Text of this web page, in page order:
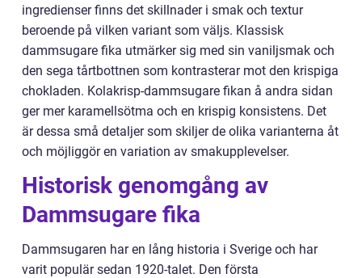
ingredienser finns det skillnader i smak och textur
beroende på vilken variant som väljs. Klassisk
dammsugare fika utmärker sig med sin vaniljsmak och
den sega tårtbottnen som kontrasterar mot den krispiga
chokladen. Kolakrisp-dammsugare fikan å andra sidan
ger mer karamellsötma och en krispig konsistens. Det
är dessa små detaljer som skiljer de olika varianterna åt
och möjliggör en variation av smakupplevelser.
Historisk genomgång av
Dammsugare fika
Dammsugaren har en lång historia i Sverige och har
varit populär sedan 1920-talet. Den första